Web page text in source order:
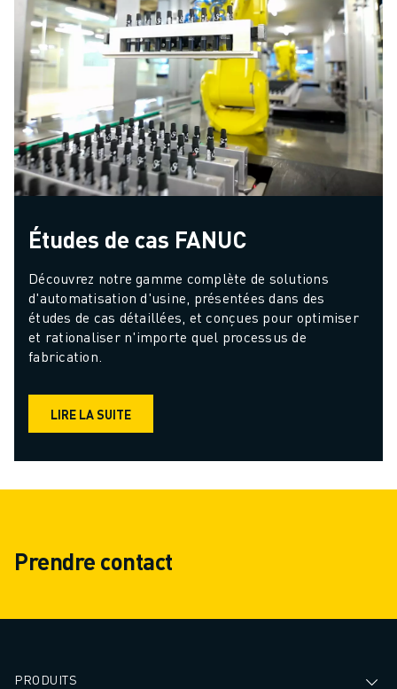
Études de cas FANUC
Découvrez notre gamme complète de solutions
d'automatisation d'usine, présentées dans des
études de cas détaillées, et conçues pour optimiser
et rationaliser n'importe quel processus de
fabrication.
LIRE LA SUITE
Prendre contact
PRODUITS